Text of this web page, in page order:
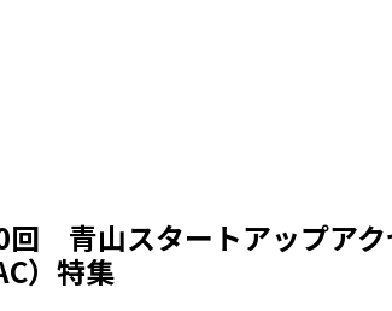
青山スタートアップアク
）特集